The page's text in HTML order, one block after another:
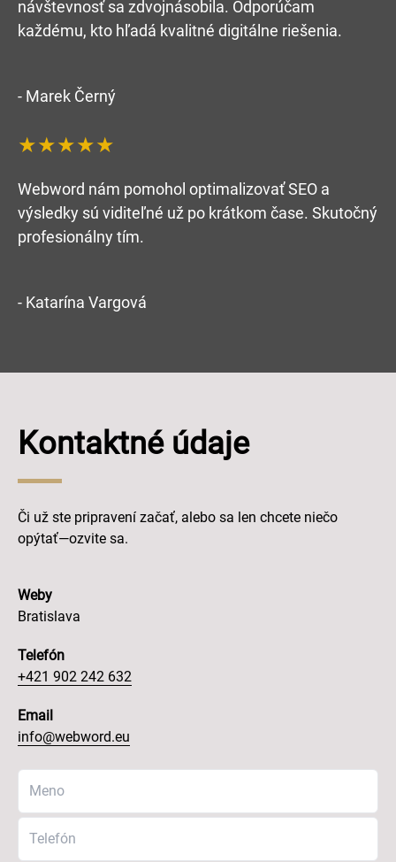
návštevnosť sa zdvojnásobila. Odporúčam
každému, kto hľadá kvalitné digitálne riešenia.
- Marek Černý
★★★★★
Webword nám pomohol optimalizovať SEO a
výsledky sú viditeľné už po krátkom čase. Skutočný
profesionálny tím.
- Katarína Vargová
Kontaktné údaje
Či už ste pripravení začať, alebo sa len chcete niečo
opýtať—ozvite sa.
Weby
Bratislava
Telefón
+421 902 242 632
Email
info@webword.eu